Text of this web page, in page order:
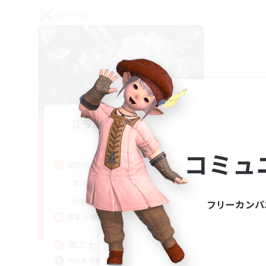
立ち上げメンバー募集
Gaia
活動時間
平日 22:00 24:00
週末 21:00 24:00
募集人数
初心者/若葉歓迎
コミ
フリーカン